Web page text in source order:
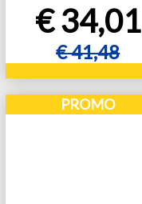
€34,01
€41,48
Aggiungi al carrello
Aggiungi al carrello
PROMO